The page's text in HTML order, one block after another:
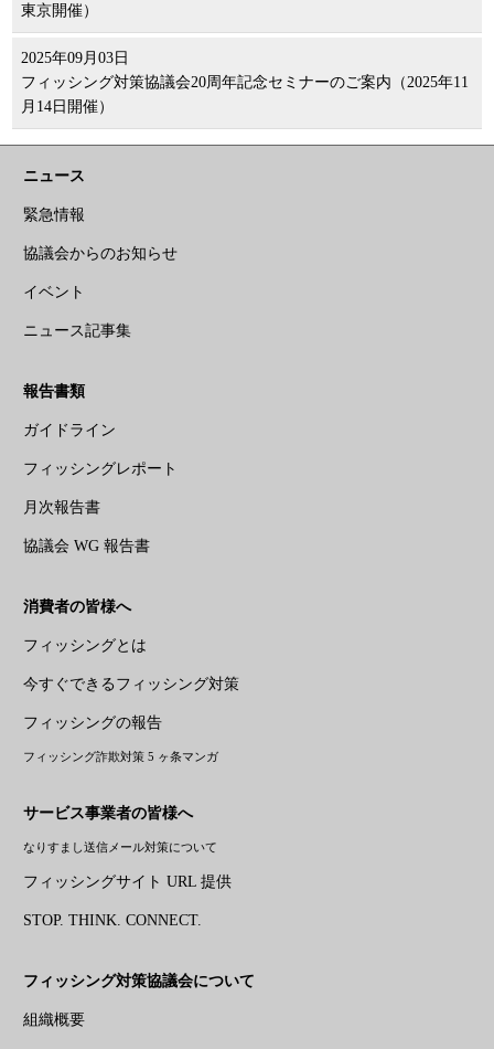
東京開催）
2025年09月03日
フィッシング対策協議会20周年記念セミナーのご案内（2025年11
月14日開催）
ニュース
緊急情報
協議会からのお知らせ
イベント
ニュース記事集
報告書類
ガイドライン
フィッシングレポート
月次報告書
協議会 WG 報告書
消費者の皆様へ
フィッシングとは
今すぐできるフィッシング対策
フィッシングの報告
フィッシング詐欺対策 5 ヶ条マンガ
サービス事業者の皆様へ
なりすまし送信メール対策について
フィッシングサイト URL 提供
STOP. THINK. CONNECT.
フィッシング対策協議会について
組織概要